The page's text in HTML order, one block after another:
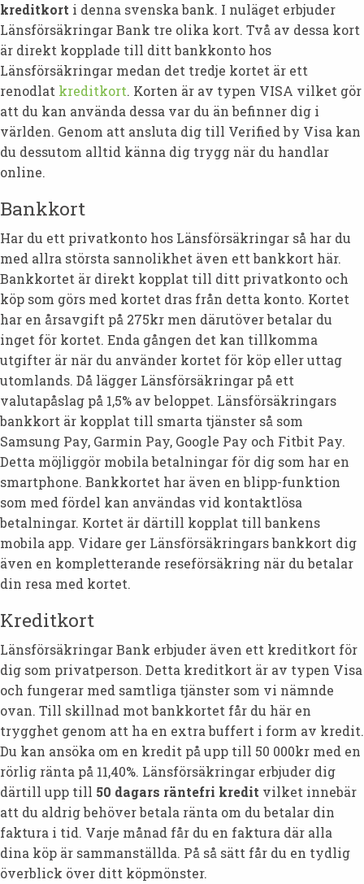
kreditkort i denna svenska bank. I nuläget erbjuder
Länsförsäkringar Bank tre olika kort. Två av dessa kort
är direkt kopplade till ditt bankkonto hos
Länsförsäkringar medan det tredje kortet är ett
renodlat kreditkort. Korten är av typen VISA vilket gör
att du kan använda dessa var du än befinner dig i
världen. Genom att ansluta dig till Verified by Visa kan
du dessutom alltid känna dig trygg när du handlar
online.
Bankkort
Har du ett privatkonto hos Länsförsäkringar så har du
med allra största sannolikhet även ett bankkort här.
Bankkortet är direkt kopplat till ditt privatkonto och
köp som görs med kortet dras från detta konto. Kortet
har en årsavgift på 275kr men därutöver betalar du
inget för kortet. Enda gången det kan tillkomma
utgifter är när du använder kortet för köp eller uttag
utomlands. Då lägger Länsförsäkringar på ett
valutapåslag på 1,5% av beloppet. Länsförsäkringars
bankkort är kopplat till smarta tjänster så som
Samsung Pay, Garmin Pay, Google Pay och Fitbit Pay.
Detta möjliggör mobila betalningar för dig som har en
smartphone. Bankkortet har även en blipp-funktion
som med fördel kan användas vid kontaktlösa
betalningar. Kortet är därtill kopplat till bankens
mobila app. Vidare ger Länsförsäkringars bankkort dig
även en kompletterande reseförsäkring när du betalar
din resa med kortet.
Kreditkort
Länsförsäkringar Bank erbjuder även ett kreditkort för
dig som privatperson. Detta kreditkort är av typen Visa
och fungerar med samtliga tjänster som vi nämnde
ovan. Till skillnad mot bankkortet får du här en
trygghet genom att ha en extra buffert i form av kredit.
Du kan ansöka om en kredit på upp till 50 000kr med en
rörlig ränta på 11,40%. Länsförsäkringar erbjuder dig
därtill upp till 50 dagars räntefri kredit vilket innebär
att du aldrig behöver betala ränta om du betalar din
faktura i tid. Varje månad får du en faktura där alla
dina köp är sammanställda. På så sätt får du en tydlig
överblick över ditt köpmönster.